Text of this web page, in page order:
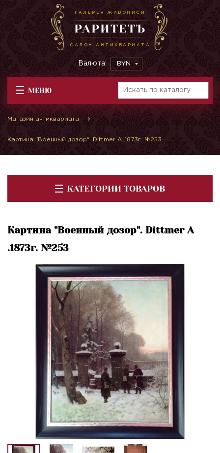
ГАЛЕРЕЯ ЖИВОПИСИ
РАРИТЕТЪ
САЛОН АНТИКВАРИАТА
Валюта: BYN
МЕНЮ
Магазин антиквариата
Картина "Военный дозор". Dittmer A .1873г. №253
КАТЕГОРИИ ТОВАРОВ
Картина "Военный дозор". Dittmer A
.1873г. №253